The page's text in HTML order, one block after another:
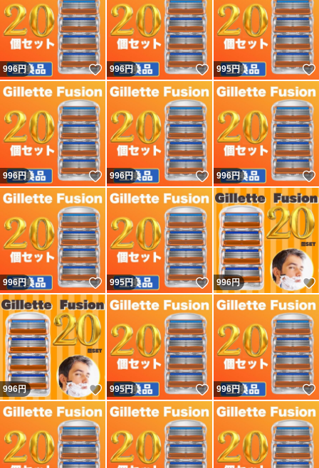
996円 いいね！
996円 いいね！
995円
996円 いいね！
996円 いいね！
996円
996円 いいね！
995円 いいね！
996円
996円 いいね！
995円 いいね！
996円